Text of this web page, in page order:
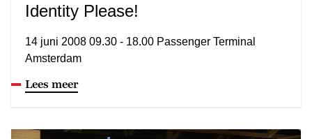
Identity Please!
14 juni 2008 09.30 - 18.00 Passenger Terminal
Amsterdam
Lees meer